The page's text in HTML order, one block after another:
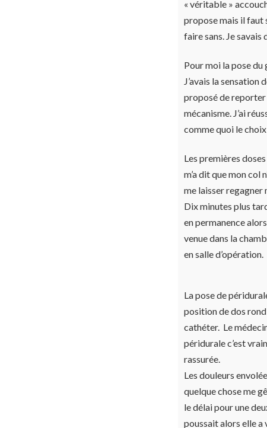
« véritable »
propose mais il faut
faire sans. Je savais
Pour moi la pose du
J’avais la sensation
proposé de reporter
mécanisme. J’ai
comme quoi le
Les premières
m’a dit que mon col
me laisser regagner
Dix minutes plus
en permanence
venue dans la
en salle d’opération.
La pose de
position de dos rond
cathéter. Le
péridurale c’est
rassurée.
Les douleurs
quelque chose me
le délai pour une
poussait alors elle a